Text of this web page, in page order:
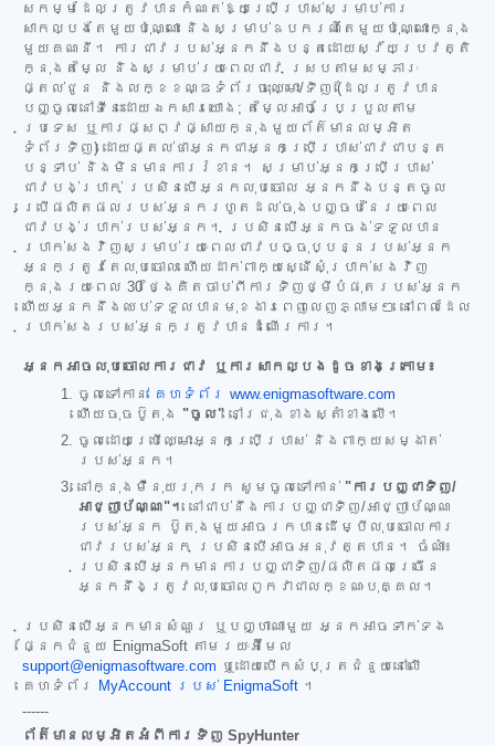
សកម្មដែលត្រូវបានកំណត់ឱ្យប្រើប្រាស់សម្រាប់ការ
សាកល្បងតែមួយប៉ុណ្ណោះ និងសម្រាប់ឧបករណ៍តែមួយប៉ុណ្ណោះក្នុង
មួយគណនី។ ការជាវរបស់អ្នកនឹងបន្តដោយស្វ័យប្រវត្តិ
ក្នុងតម្លៃ និងសម្រាប់រយៈពេលជាវ ស្របតាមសម្ភារៈ
ផ្តល់ជូន និងលក្ខខណ្ឌទំព័រចុះឈ្មោះ/ទិញ (ដែលត្រូវបាន
បញ្ចូលនៅទីនេះដោយឯកសារយោង; តម្លៃអាចប្រែប្រួលតាម
ប្រទេស ឬការផ្សព្វផ្សាយក្នុងមួយព័ត៌មានលម្អិត
ទំព័រទិញ) ដោយផ្តល់ថាអ្នកជាអ្នកប្រើប្រាស់ជាវជាបន្ត
បន្ទាប់ និងមិនមានការរំខាន។ សម្រាប់អ្នកប្រើប្រាស់
ជាវបង់ប្រាក់ ប្រសិនបើអ្នកលុបចោល អ្នកនឹងបន្តចូល
ប្រើផលិតផលរបស់អ្នករហូតដល់ចុងបញ្ចប់នៃរយៈពេល
ជាវបង់ប្រាក់របស់អ្នក។ ប្រសិនបើអ្នកចង់ទទួលបាន
ប្រាក់សងវិញសម្រាប់រយៈពេលជាវបច្ចុប្បន្នរបស់អ្នក
អ្នកត្រូវតែលុបចោល ហើយដាក់ពាក្យស្នើសុំប្រាក់សងវិញ
ក្នុងរយៈពេល 30 ថ្ងៃគិតចាប់ពីការទិញថ្មីបំផុតរបស់អ្នក
ហើយអ្នកនឹងឈប់ទទួលបានមុខងារពេញលេញភ្លាមៗ នៅពេលដែល
ប្រាក់សងរបស់អ្នកត្រូវបានដំណើរការ។
អ្នកអាចលុបចោលការជាវ ឬការសាកល្បងដូចខាងក្រោម៖
ចូលទៅកាន់ គេហទំព័រ www.enigmasoftware.com
ហើយចុចប៊ូតុង "ចូល" នៅជ្រុងខាងស្តាំខាងលើ។
ចូលដោយប្រើឈ្មោះអ្នកប្រើប្រាស់ និងពាក្យសម្ងាត់
របស់អ្នក។
នៅក្នុងម៉ឺនុយរុករក សូមចូលទៅកាន់ "ការបញ្ជាទិញ/
អាជ្ញាប័ណ្ណ"។ នៅជាប់នឹងការបញ្ជាទិញ/អាជ្ញាប័ណ្ណ
របស់អ្នក ប៊ូតុងមួយអាចរកបានដើម្បីលុបចោលការ
ជាវរបស់អ្នក ប្រសិនបើអាចអនុវត្តបាន។ ចំណាំ៖
ប្រសិនបើអ្នកមានការបញ្ជាទិញ/ផលិតផលច្រើន
អ្នកនឹងត្រូវលុបចោលពួកវាជាលក្ខណៈបុគ្គល។
ប្រសិនបើអ្នកមានសំណួរ ឬបញ្ហាណាមួយ អ្នកអាចទាក់ទង
ផ្នែកជំនួយ EnigmaSoft តាមរយៈអ៊ីមែល
support@enigmasoftware.com ឬដោយបើកសំបុត្រជំនួយនៅលើ
គេហទំព័រ
MyAccount របស់ EnigmaSoft ។
------
ព័ត៌មានលម្អិតអំពីការទិញ SpyHunter